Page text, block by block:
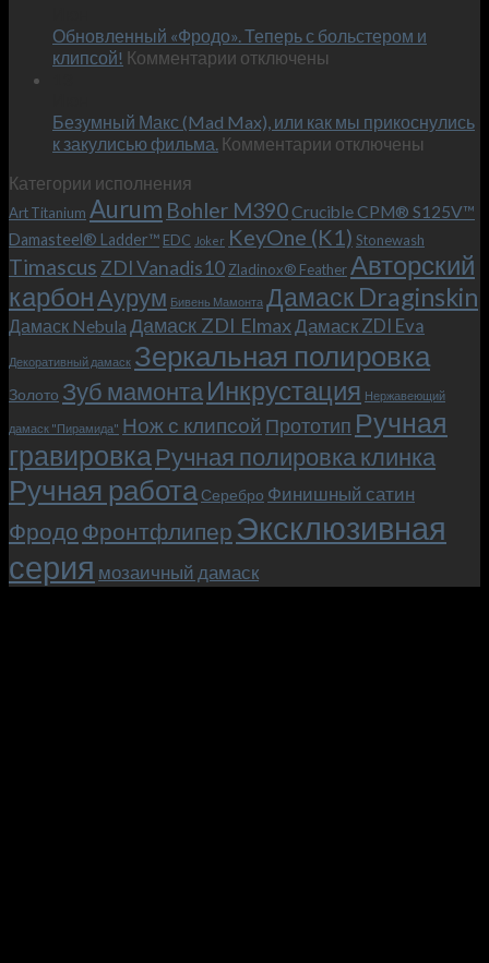
–
и
KeyOne
Обновленный «Фродо». Теперь с больстером и
клипсой! Комментарии к
«Фродо».
Теперь
и
клипсой!
отключены
Безумный Макс (Mad Max), или как мы прикоснулись
к закулисью фильма. Комментарии к
Макс
(Mad
Max),
или
как
мы
прикоснулись
к
фильма.
отключены
Категории исполнения
Art Titanium Aurum Bohler M390Crucible CPM® S125V™
Damasteel® Ladder™ EDC Joker KeyOne (K1) Stonewash
Timascus ZDI Vanadis10 Zladinox® FeatherАвторский
карбонАурум Бивень Мамонта Дамаск Draginskin
Дамаск Nebula Дамаск ZDI ElmaxДамаск ZDI Eva
Декоративный дамаск Зеркальная полировка
Золото Зуб мамонтаИнкрустация Нержавеющий
дамаск "Пирамида" Нож с клипсой Прототип Ручная
гравировкаРучная полировка клинка
Ручная работа Серебро Финишный сатин
Фродо Фронтфлипер Эксклюзивная
серия мозаичный дамаск